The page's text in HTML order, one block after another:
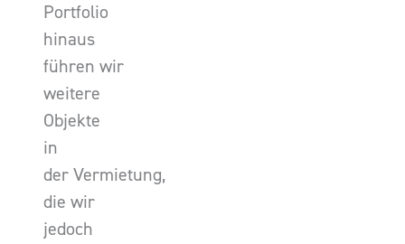
Portfolio
hinaus
führen wir
weitere
Objekte
in
der Vermietung,
die wir
jedoch